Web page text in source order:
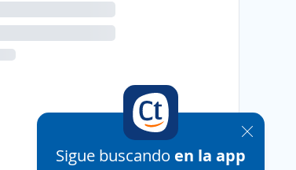
Sigue buscando en la app